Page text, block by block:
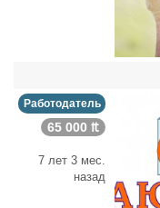
Работодатель
65 000 ₶
7 лет 3 мес.
назад